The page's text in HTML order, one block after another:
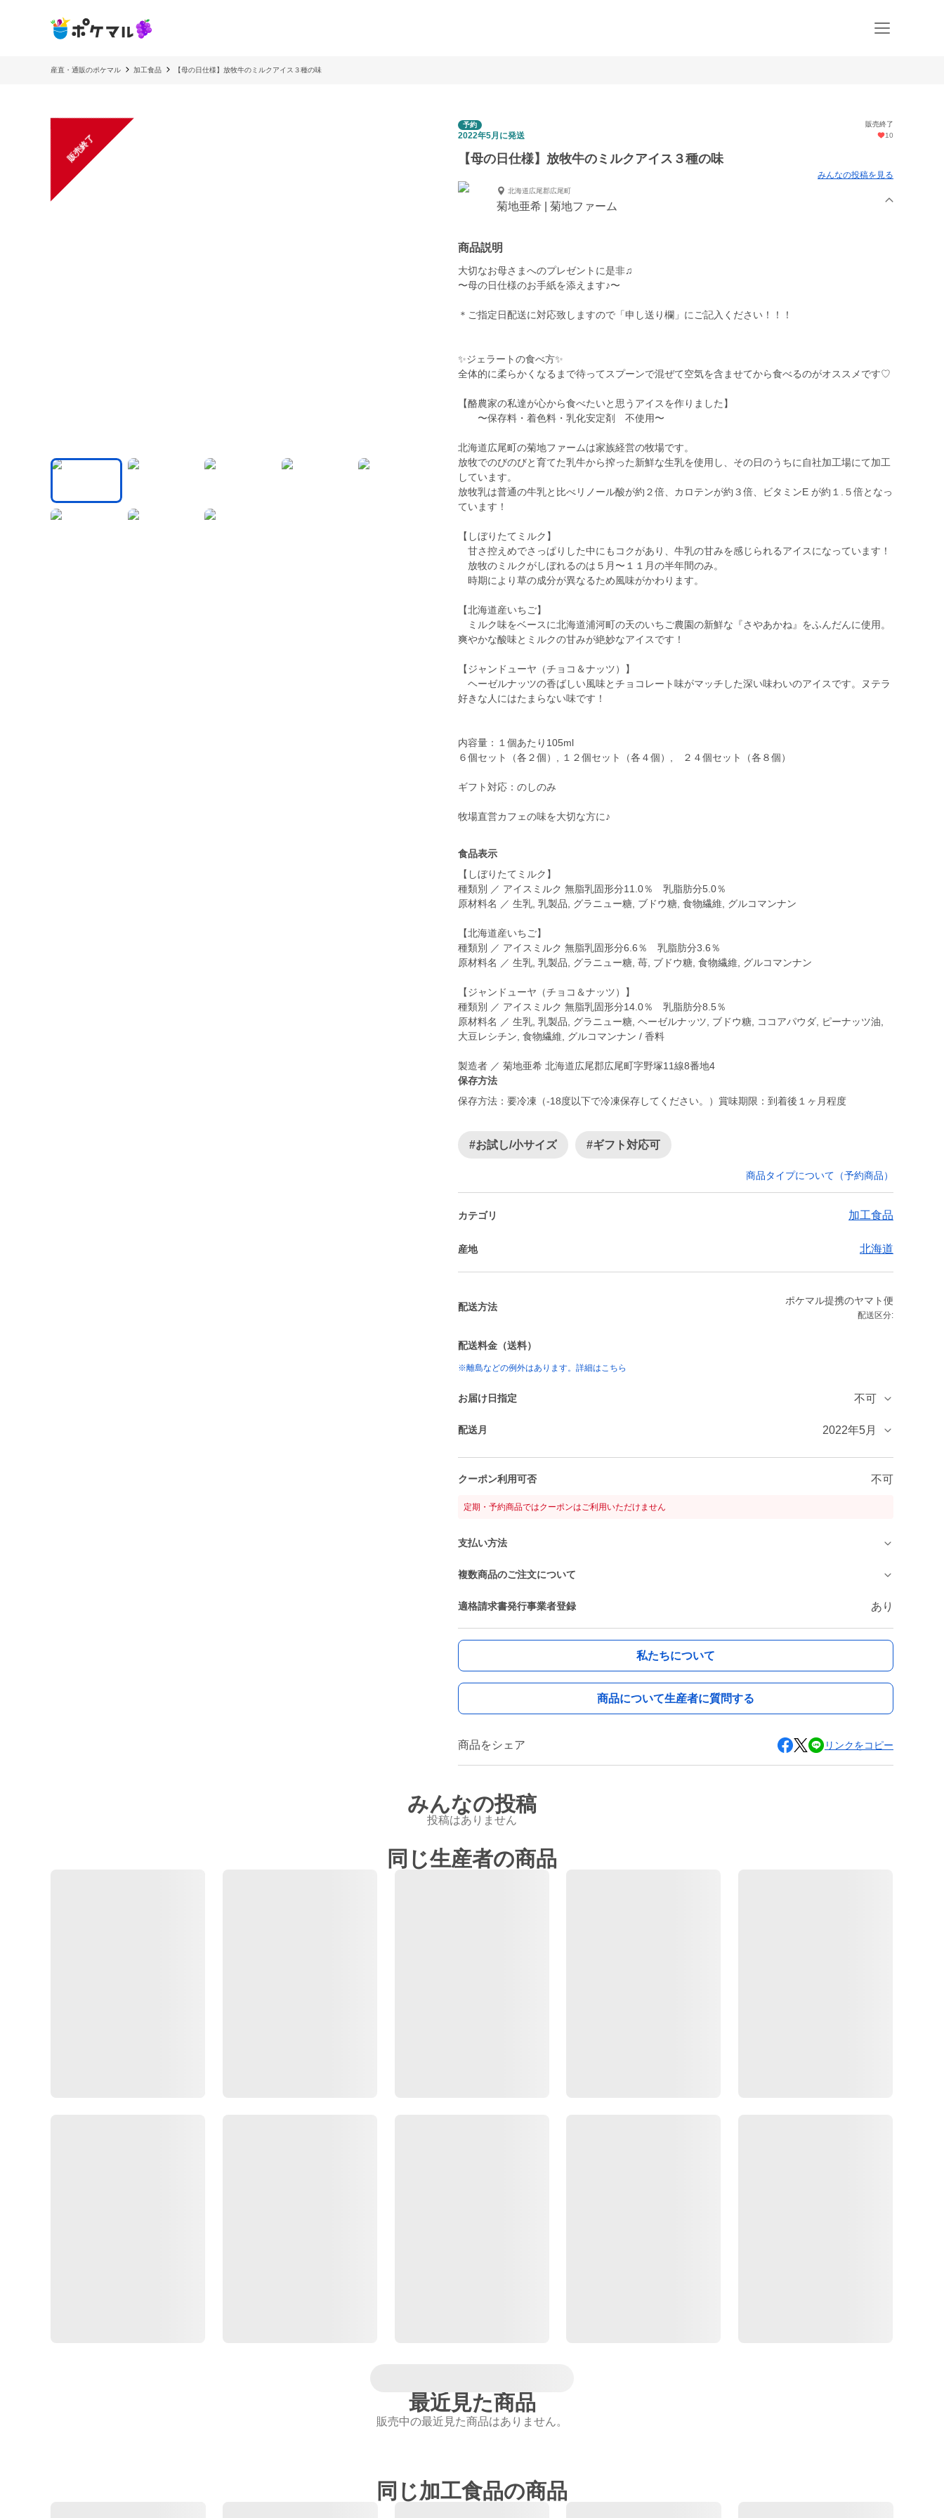
産直・通販のポケマル 加工食品 【母の日仕様】放牧牛のミルクアイス３種の味
販売終了
予約 販売終了
2022年5月に発送 10
【母の日仕様】放牧牛のミルクアイス３種の味
みんなの投稿を見る
北海道広尾郡広尾町
菊地亜希 | 菊地ファーム
商品説明
大切なお母さまへのプレゼントに是非♫
〜母の日仕様のお手紙を添えます♪〜
＊ご指定日配送に対応致しますので「申し送り欄」にご記入ください！！！
✨ジェラートの食べ方✨
全体的に柔らかくなるまで待ってスプーンで混ぜて空気を含ませてから食べるのがオススメです♡
【酪農家の私達が心から食べたいと思うアイスを作りました】
〜保存料・着色料・乳化安定剤 不使用〜
北海道広尾町の菊地ファームは家族経営の牧場です。
放牧でのびのびと育てた乳牛から搾った新鮮な生乳を使用し、その日のうちに自社加工場にて加工
しています。
放牧乳は普通の牛乳と比べリノール酸が約２倍、カロテンが約３倍、ビタミンE が約１.５倍となっ
ています！
【しぼりたてミルク】
甘さ控えめでさっぱりした中にもコクがあり、牛乳の甘みを感じられるアイスになっています！
放牧のミルクがしぼれるのは５月〜１１月の半年間のみ。
時期により草の成分が異なるため風味がかわります。
【北海道産いちご】
ミルク味をベースに北海道浦河町の天のいちご農園の新鮮な『さやあかね』をふんだんに使用。
爽やかな酸味とミルクの甘みが絶妙なアイスです！
【ジャンドューヤ（チョコ＆ナッツ）】
ヘーゼルナッツの香ばしい風味とチョコレート味がマッチした深い味わいのアイスです。ヌテラ
好きな人にはたまらない味です！
内容量：１個あたり105ml
６個セット（各２個）, １２個セット（各４個）, ２４個セット（各８個）
ギフト対応：のしのみ
食品表示
【しぼりたてミルク】
種類別 ／ アイスミルク 無脂乳固形分11.0％ 乳脂肪分5.0％
原材料名 ／ 生乳, 乳製品, グラニュー糖, ブドウ糖, 食物繊維, グルコマンナン
【北海道産いちご】
種類別 ／ アイスミルク 無脂乳固形分6.6％ 乳脂肪分3.6％
原材料名 ／ 生乳, 乳製品, グラニュー糖, 苺, ブドウ糖, 食物繊維, グルコマンナン
【ジャンドューヤ（チョコ＆ナッツ）】
種類別 ／ アイスミルク 無脂乳固形分14.0％ 乳脂肪分8.5％
原材料名 ／ 生乳, 乳製品, グラニュー糖, ヘーゼルナッツ, ブドウ糖, ココアパウダ, ピーナッツ油,
大豆レシチン, 食物繊維, グルコマンナン / 香料
保存方法
保存方法：要冷凍（-18度以下で冷凍保存してください。）賞味期限：到着後１ヶ月程度
#お試し/小サイズ #ギフト対応可
商品タイプについて（予約商品）
カテゴリ 加工食品
産地 北海道
配送方法
ポケマル提携のヤマト便
配送区分:
配送料金（送料）
※離島などの例外はあります。詳細はこちら
お届け日指定 不可
配送月 2022年5月
クーポン利用可否 不可
定期・予約商品ではクーポンはご利用いただけません
支払い方法
複数商品のご注文について
適格請求書発行事業者登録 あり
私たちについて
商品について生産者に質問する
商品をシェア リンクをコピー
みんなの投稿
投稿はありません
同じ生産者の商品
最近見た商品
販売中の最近見た商品はありません。
同じ加工食品の商品